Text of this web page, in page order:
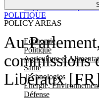
POLICY AREAS
Economie
Politique
Agriculture et
Santé
Technologies
Energie,
Défense
Au
commissions
Libéraux [FR]
POLITIQUE